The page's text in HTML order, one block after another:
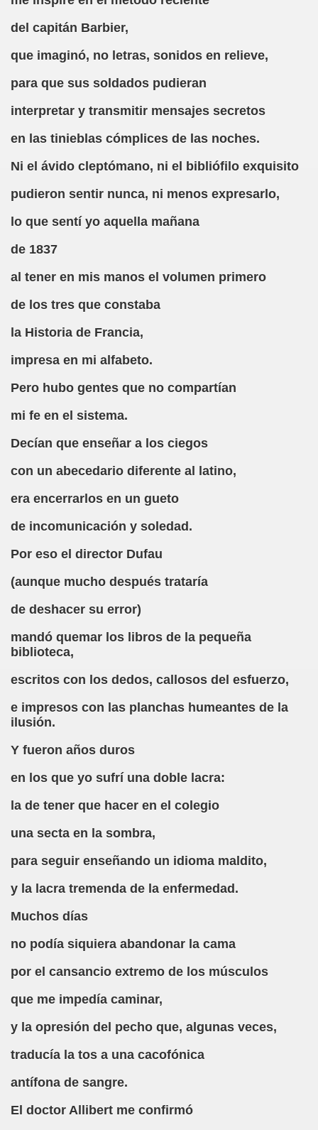
del capitán Barbier,
que imaginó, no letras, sonidos en relieve,
para que sus soldados pudieran
interpretar y transmitir mensajes secretos
en las tinieblas cómplices de las noches.
Ni el ávido cleptómano, ni el bibliófilo exquisito
pudieron sentir nunca, ni menos expresarlo,
lo que sentí yo aquella mañana
de 1837
al tener en mis manos el volumen primero
de los tres que constaba
la Historia de Francia,
impresa en mi alfabeto.
Pero hubo gentes que no compartían
mi fe en el sistema.
Decían que enseñar a los ciegos
con un abecedario diferente al latino,
era encerrarlos en un gueto
de incomunicación y soledad.
Por eso el director Dufau
(aunque mucho después trataría
de deshacer su error)
mandó quemar los libros de la pequeña
biblioteca,
escritos con los dedos, callosos del esfuerzo,
e impresos con las planchas humeantes de la
ilusión.
Y fueron años duros
en los que yo sufrí una doble lacra:
la de tener que hacer en el colegio
una secta en la sombra,
para seguir enseñando un idioma maldito,
y la lacra tremenda de la enfermedad.
Muchos días
no podía siquiera abandonar la cama
por el cansancio extremo de los músculos
que me impedía caminar,
y la opresión del pecho que, algunas veces,
traducía la tos a una cacofónica
antífona de sangre.
El doctor Allibert me confirmó
(Carmen Bonet Borrás)
de Lectura para los Ciegos (Eutiquio Cabrerizo)
(Lola Bogas)
Ciego Integrado a la Escuela Regular (José
(María Jesús Cañamares)
Solana)
Antonio Campos Sánchez)
(Pedro Zurita)
el Alumnado y Carta del Director a los padres (Col.
Braille Como Medio de Lectura y Escritura (Dr. Phil
Barcelona (Àngel Mas Parera)
Centenera)
Figueroa)
4 de Enero de 2016 (Alberto gil)
Valentines)
(Associació Catalana per a la Integració del Cec)
Ordóñez)
Rodríguez (Francesc Miñana)
Jesús Cañamares)
Baja Visión, del Libro Nada sobre Nosotros sin
la Franqueza (Sergio Gay Laudes)
Companyia de Músics Cecs en 1647 (Arxiu Històric de
Ordóñez)
2018 (Comisión Braille Latinoamericana)
Iberoamericana del Braille, 1999 (Pedro A. Zurita